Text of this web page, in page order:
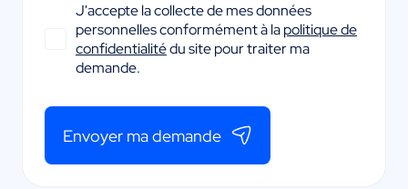
J'accepte la collecte de mes données
personnelles conformément à lapolitique de
confidentialitédu site pour traiter ma
demande.
Envoyer ma demande